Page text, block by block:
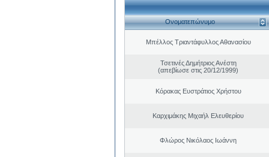
Ονοματεπώνυμο
Μπέλλος Τριαντάφυλλος Αθανασίου
Τσετινές Δημήτριος Ανέστη
(απεβίωσε στις 20/12/1999)
Κόρακας Ευστράτιος Χρήστου
Καρχιμάκης Μιχαήλ Ελευθερίου
Φλώρος Νικόλαος Ιωάννη